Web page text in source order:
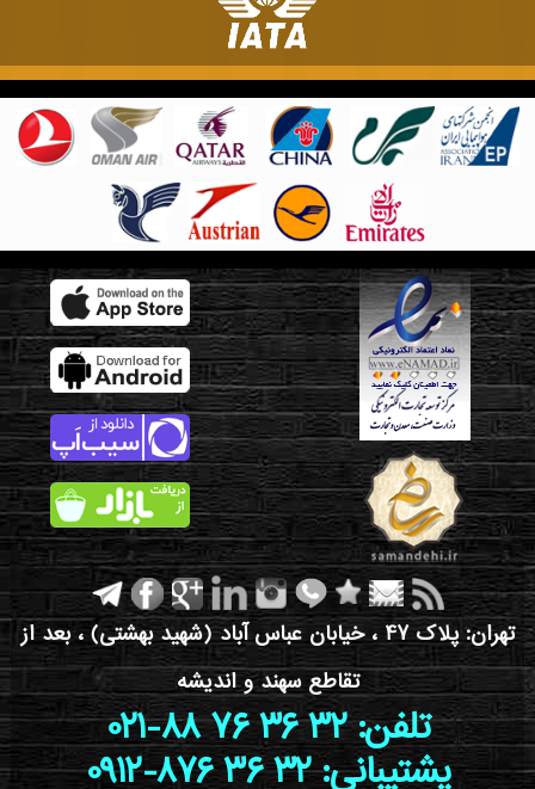
تهران: پلاک 47 ، خیابان عباس آباد (شهید بهشتی) ، بعد از
تقاطع سهند و اندیشه
021-88 76 36 32 :تلفن
0912-876 36 32 :پشتیبانی